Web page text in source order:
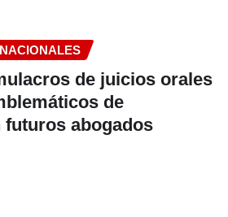
NACIONALES
de juicios orales
de
abogados